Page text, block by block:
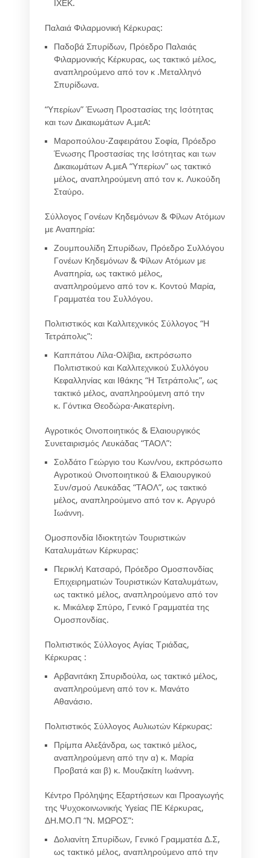
ΙΧΕΚ.
Παλαιά Φιλαρμονική Κέρκυρας:
Παδοβά Σπυρίδων, Πρόεδρο Παλαιάς
Φιλαρμονικής Κέρκυρας, ως τακτικό μέλος,
αναπληρούμενο από τον κ .Μεταλληνό
Σπυρίδωνα.
“Υπερίων” Ένωση Προστασίας της Ισότητας
και των Δικαιωμάτων Α.μεΑ:
Μαροπούλου-Ζαφειράτου Σοφία, Πρόεδρο
Ένωσης Προστασίας της Ισότητας και των
Δικαιωμάτων Α.μεΑ “Υπερίων” ως τακτικό
μέλος, αναπληρούμενη από τον κ. Λυκούδη
Σταύρο.
Σύλλογος Γονέων Κηδεμόνων & Φίλων Ατόμων
με Αναπηρία:
Ζουμπουλίδη Σπυρίδων, Πρόεδρο Συλλόγου
Γονέων Κηδεμόνων & Φίλων Ατόμων με
Αναπηρία, ως τακτικό μέλος,
αναπληρούμενο από τον κ. Κοντού Μαρία,
Γραμματέα του Συλλόγου.
Πολιτιστικός και Καλλιτεχνικός Σύλλογος “Η
Τετράπολις”:
Καππάτου Λίλα-Ολίβια, εκπρόσωπο
Πολιτιστικού και Καλλιτεχνικού Συλλόγου
Κεφαλληνίας και Ιθάκης “Η Τετράπολις”, ως
τακτικό μέλος, αναπληρούμενη από την
κ. Γόντικα Θεοδώρα-Αικατερίνη.
Αγροτικός Οινοποιητικός & Ελαιουργικός
Συνεταιρισμός Λευκάδας “ΤΑΟΛ”:
Σολδάτο Γεώργιο του Κων/νου, εκπρόσωπο
Αγροτικού Οινοποιητικού & Ελαιουργικού
Συν/σμού Λευκάδας “ΤΑΟΛ”, ως τακτικό
μέλος, αναπληρούμενο από τον κ. Αργυρό
Iωάννη.
Ομοσπονδία Ιδιοκτητών Τουριστικών
Καταλυμάτων Κέρκυρας:
Περικλή Κατσαρό, Πρόεδρο Ομοσπονδίας
Επιχειρηματιών Τουριστικών Καταλυμάτων,
ως τακτικό μέλος, αναπληρούμενο από τον
κ. Μικάλεφ Σπύρο, Γενικό Γραμματέα της
Ομοσπονδίας.
Πολιτιστικός Σύλλογος Αγίας Τριάδας,
Κέρκυρας :
Αρβανιτάκη Σπυριδούλα, ως τακτικό μέλος,
αναπληρούμενη από τον κ. Μανάτο
Αθανάσιο.
Πολιτιστικός Σύλλογος Αυλιωτών Κέρκυρας:
Πρίμπα Αλεξάνδρα, ως τακτικό μέλος,
αναπληρούμενη από την α) κ. Μαρία
Προβατά και β) κ. Μουζακίτη Ιωάννη.
Κέντρο Πρόληψης Εξαρτήσεων και Προαγωγής
της Ψυχοκοινωνικής Υγείας ΠΕ Κέρκυρας,
ΔΗ.ΜΟ.Π “Ν. ΜΩΡΟΣ”:
Δολιανίτη Σπυρίδων, Γενικό Γραμματέα Δ.Σ,
ως τακτικό μέλος, αναπληρούμενο από την